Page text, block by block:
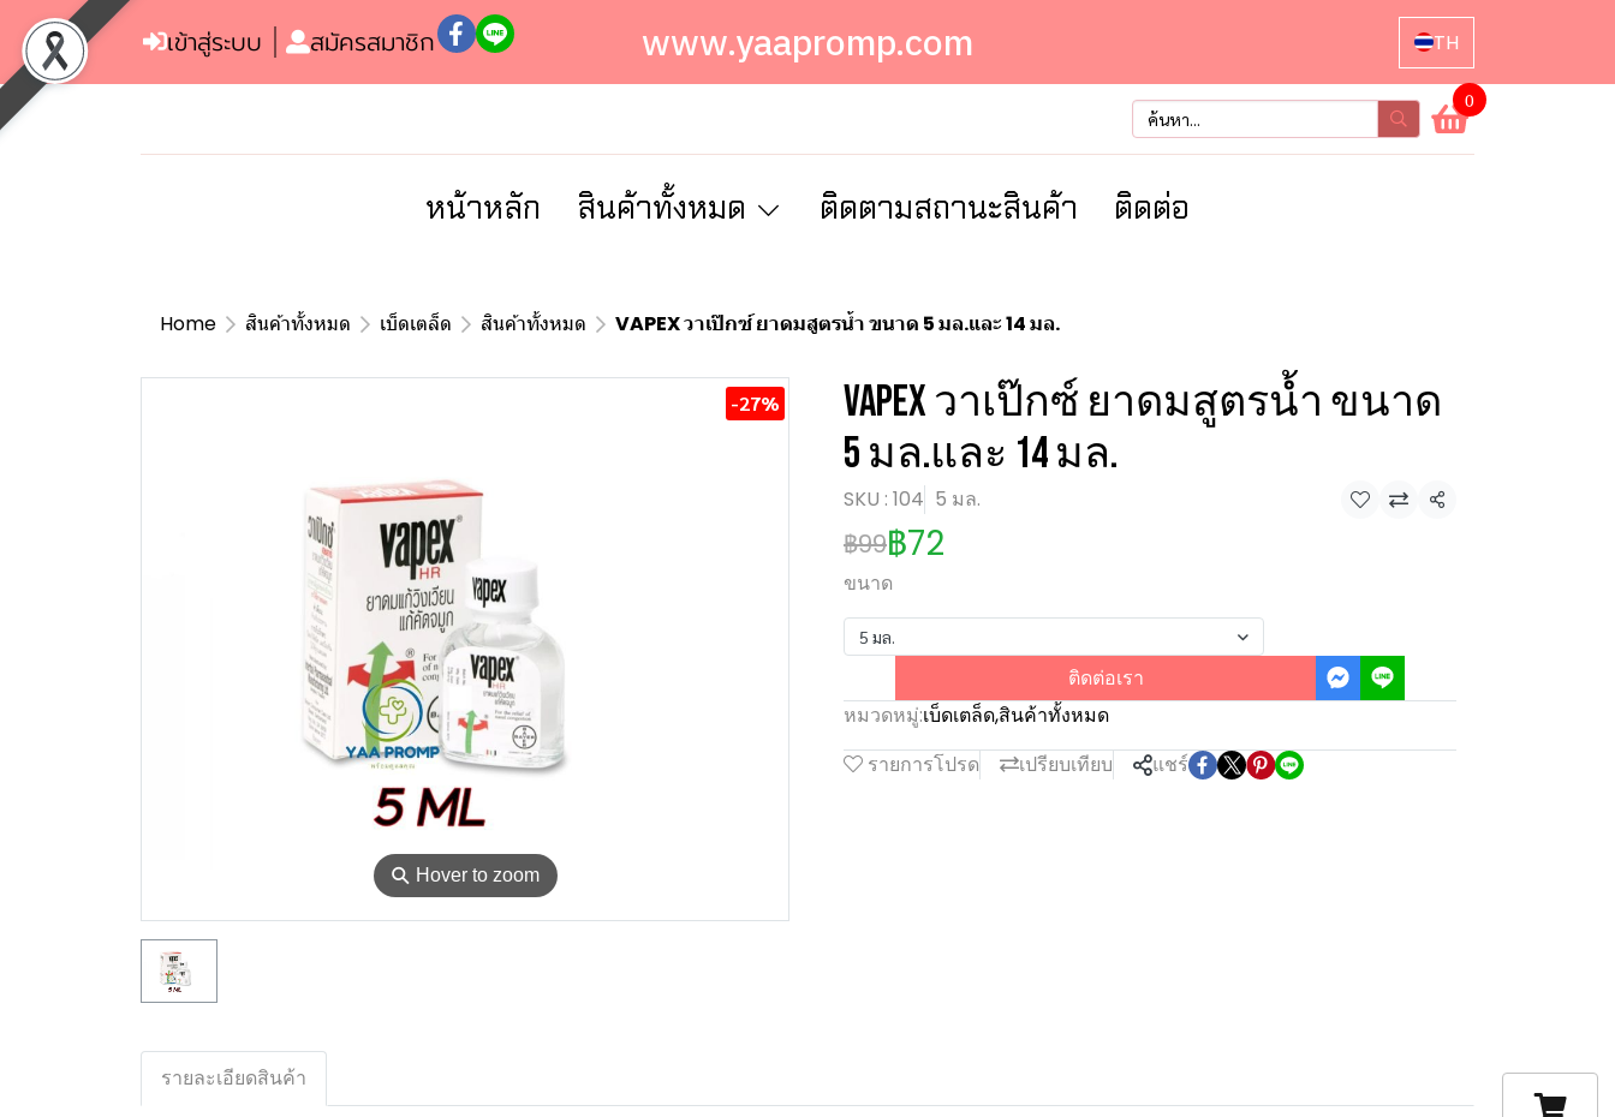
เข้าสู่ระบบ สมัครสมาชิก www.yaapromp.com TH
0
หน้าหลัก สินค้าทั้งหมด ติดตามสถานะสินค้า ติดต่อ
Home สินค้าทั้งหมด เบ็ดเตล็ด สินค้าทั้งหมด VAPEX วาเป๊กซ์ ยาดมสูตรน้ำ ขนาด 5 มล.และ 14 มล.
⚲ Hover to zoom
-27%
VAPEX วาเป๊กซ์ ยาดมสูตรน้ำ ขนาด
5 มล.และ 14 มล.
SKU : 104 5 มล. แชร์
฿99฿72
ขนาด
5 มล.
ติดต่อเรา
หมวดหมู่:เบ็ดเตล็ด,สินค้าทั้งหมด
รายการโปรด
เปรียบเทียบ แชร์
รายละเอียดสินค้า